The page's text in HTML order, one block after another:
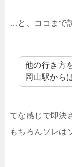
…と、ココまで
他の行き方
岡山駅から
てな感じで即決
もちろんソレは